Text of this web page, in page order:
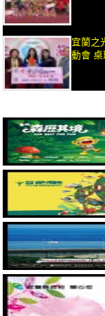
宜蘭之
動會 桌